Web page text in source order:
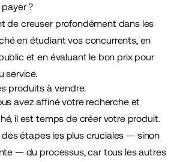
?
de creuser profondément dans les
en étudiant vos concurrents, en
et en évaluant le bon prix pour
service.
produits à vendre.
avez affiné votre recherche et
il est temps de créer votre produit.
des étapes les plus cruciales — sinon
— du processus, car tous les autres